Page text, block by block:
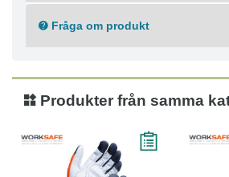
Fråga om produkt
Produkter från samma